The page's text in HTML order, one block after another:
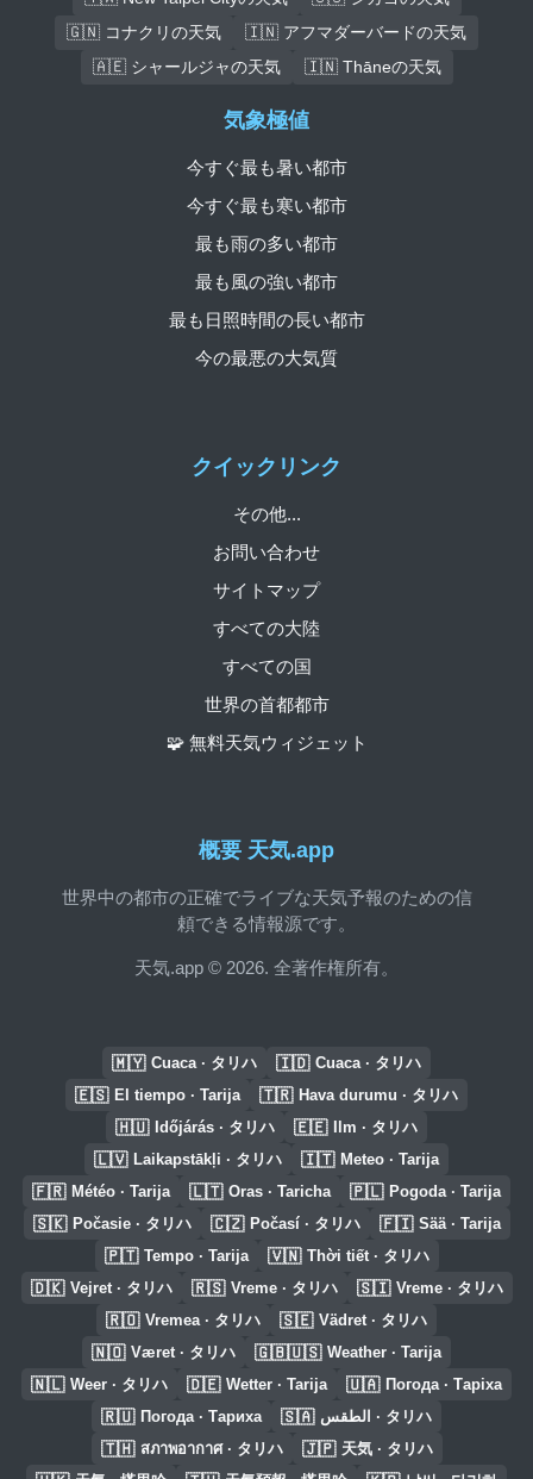
🇬🇳 コナクリの天気
🇮🇳 アフマダーバードの天気
🇦🇪 シャールジャの天気
🇮🇳 Thāneの天気
概要 天気.app
世界中の都市の正確でライブな天気予報のための信
頼できる情報源です。
天気.app © 2026. 全著作権所有。
クイックリンク
その他...
お問い合わせ
サイトマップ
すべての大陸
すべての国
世界の首都都市
🧩 無料天気ウィジェット
気象極値
今すぐ最も暑い都市
今すぐ最も寒い都市
最も雨の多い都市
最も風の強い都市
最も日照時間の長い都市
今の最悪の大気質
🇲🇾 Cuaca · タリハ 🇮🇩 Cuaca · タリハ
🇪🇸 El tiempo · Tarija 🇹🇷 Hava durumu · タリハ
🇭🇺 Időjárás · タリハ 🇪🇪 Ilm · タリハ
🇱🇻 Laikapstākļi · タリハ 🇮🇹 Meteo · Tarija
🇫🇷 Météo · Tarija 🇱🇹 Oras · Taricha 🇵🇱 Pogoda · Tarija
🇸🇰 Počasie · タリハ 🇨🇿 Počasí · タリハ 🇫🇮 Sää · Tarija
🇵🇹 Tempo · Tarija 🇻🇳 Thời tiết · タリハ
🇩🇰 Vejret · タリハ 🇷🇸 Vreme · タリハ 🇸🇮 Vreme · タリハ
🇷🇴 Vremea · タリハ 🇸🇪 Vädret · タリハ
🇳🇴 Været · タリハ 🇬🇧🇺🇸 Weather · Tarija
🇳🇱 Weer · タリハ 🇩🇪 Wetter · Tarija 🇺🇦 Погода · Таріха
🇷🇺 Погода · Тариха 🇸🇦 الطقس · タリハ
🇹🇭 สภาพอากาศ · タリハ 🇯🇵 天気 · タリハ